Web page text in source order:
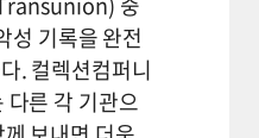
성 기록을 완전
. 컬렉션컴퍼니
른 각 기관으